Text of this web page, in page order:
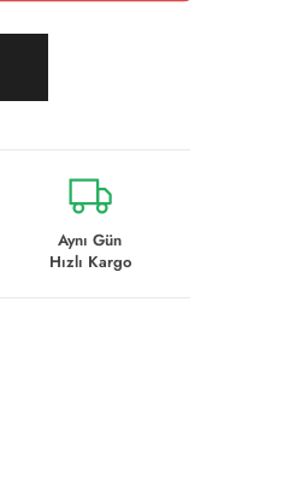
Aynı Gün
Hızlı Kargo